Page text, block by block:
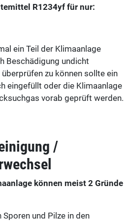
R1234yf für nur:
ein Teil der Klimaanlage
Beschädigung undicht
zu können sollte ein
eingefüllt oder die Klimaanlage
vorab geprüft werden.
/
können meist 2 Gründe
und Pilze in den